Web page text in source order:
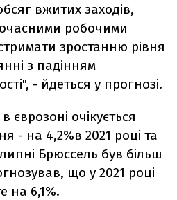
вжитих заходів,
робочими
зростанню рівня
з падінням
- йдеться у прогнозі.
єврозоні очікується
- на 4,2%в 2021 році та
Брюссель був більш
що у 2021 році
на 6,1%.